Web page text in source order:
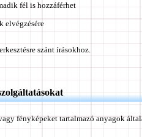
fél is hozzáférhet
elvégzésére
szánt írásokhoz.
fényképeket tartalmazó anyagok